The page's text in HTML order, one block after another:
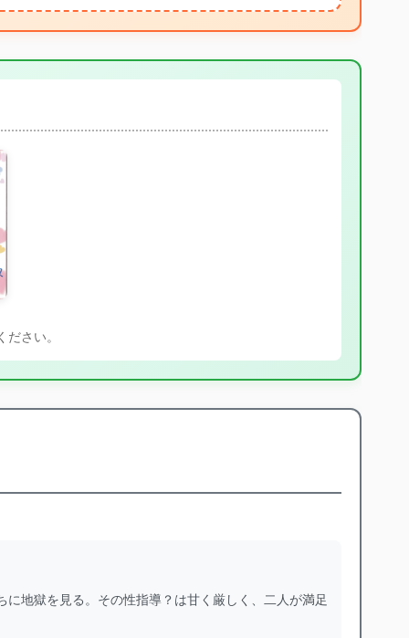
さい。
地獄を見る。その性指導？は甘く厳しく、二人が満足